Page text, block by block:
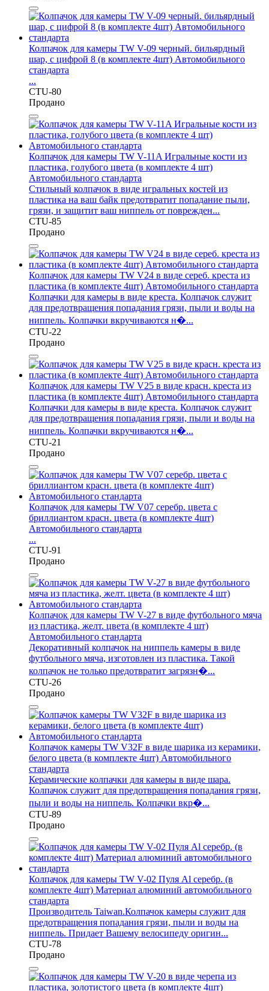
Колпачок для камеры TW V-09 черный. бильярдный
шар, с цифрой 8 (в комплекте 4шт) Автомобильного
стандарта
...
CTU-80
Продано
Колпачок для камеры TW V-11A Игральные кости из
пластика, голубого цвета (в комплекте 4 шт)
Автомобильного стандарта
Стильный колпачок в виде игральных костей из
пластика на ваш байк предотвратит попадание пыли,
грязи, и защитит ваш ниппель от поврежден...
CTU-85
Продано
Колпачок для камеры TW V24 в виде сереб. креста из
пластика (в комплекте 4шт) Автомобильного стандарта
Колпачки для камеры в виде креста. Колпачок служит
для предотвращения попадания грязи, пыли и воды на
ниппель. Колпачки вкручиваются н�...
CTU-22
Продано
Колпачок для камеры TW V25 в виде красн. креста из
пластика (в комплекте 4шт) Автомобильного стандарта
Колпачки для камеры в виде креста. Колпачок служит
для предотвращения попадания грязи, пыли и воды на
ниппель. Колпачки вкручиваются н�...
CTU-21
Продано
Колпачок для камеры TW V07 серебр. цвета с
бриллиантом красн. цвета (в комплекте 4шт)
Автомобильного стандарта
...
CTU-91
Продано
Колпачок для камеры TW V-27 в виде футбольного мяча
из пластика, желт. цвета (в комплекте 4 шт)
Автомобильного стандарта
Декоративный колпачок на ниппель камеры в виде
футбольного мяча, изготовлен из пластика. Такой
колпачок не только предотвратит загрязн�...
CTU-26
Продано
Колпачок камеры TW V32F в виде шарика из керамики,
белого цвета (в комплекте 4шт) Автомобильного
стандарта
Керамические колпачки для камеры в виде шара.
Колпачок служит для предотвращения попадания грязи,
пыли и воды на ниппель. Колпачки вкр�...
CTU-89
Продано
Колпачок для камеры TW V-02 Пуля Al серебр. (в
комплекте 4шт) Материал алюминий автомобильного
стандарта
Производитель Taiwan.Колпачок камеры служит для
предотвращения попадания грязи, пыли и воды на
ниппель. Придает Вашему велосипеду оригин...
CTU-78
Продано